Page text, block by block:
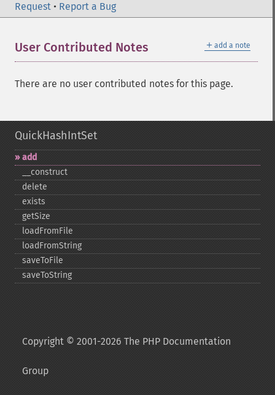
Request • Report a Bug
＋ add a note
User Contributed Notes
There are no user contributed notes for this page.
QuickHashIntSet
add
_​_​construct
delete
exists
getSize
loadFromFile
loadFromString
saveToFile
saveToString
Copyright © 2001-2026 The PHP Documentation
Group